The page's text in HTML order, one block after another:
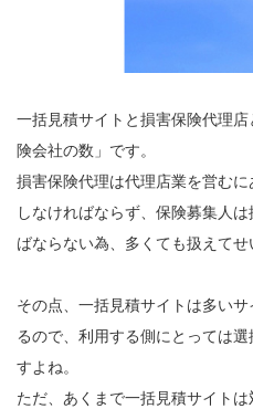
一括見積サイトと損害保険代理
険会社の数」です。
損害保険代理は代理店業を営む
しなければならず、保険募集人
ばならない為、多くても扱えてせ
その点、一括見積サイトは多い
るので、利用する側にとっては
すよね。
ただ、あくまで一括見積サイト